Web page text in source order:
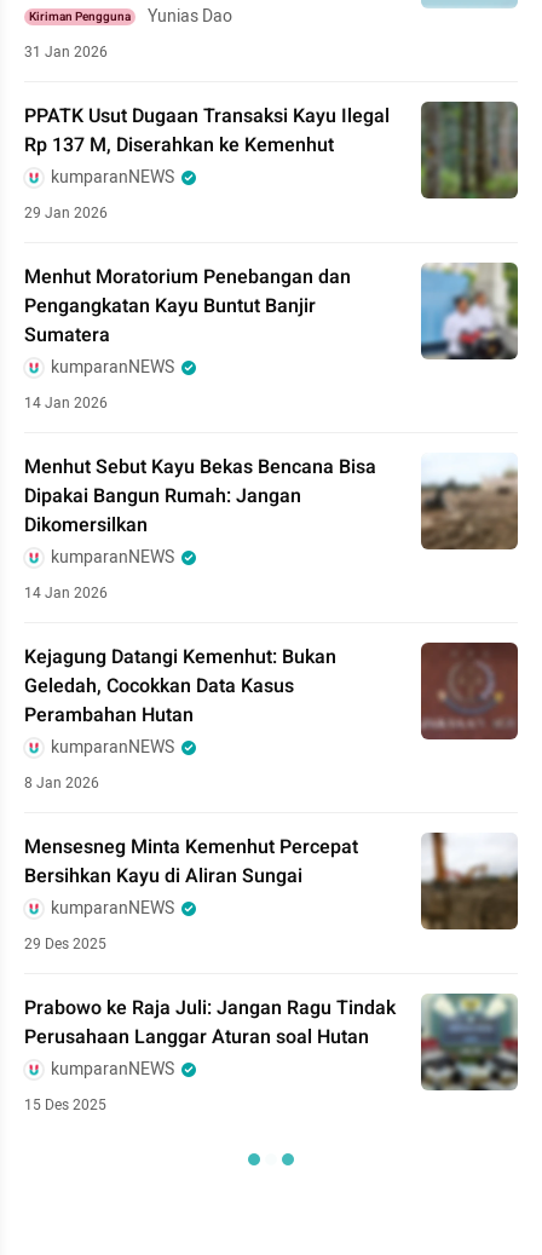
Kiriman Pengguna Yunias Dao
31 Jan 2026
PPATK Usut Dugaan Transaksi Kayu Ilegal
Rp 137 M, Diserahkan ke Kemenhut
kumparanNEWS
29 Jan 2026
Menhut Moratorium Penebangan dan
Pengangkatan Kayu Buntut Banjir
Sumatera
kumparanNEWS
14 Jan 2026
Menhut Sebut Kayu Bekas Bencana Bisa
Dipakai Bangun Rumah: Jangan
Dikomersilkan
kumparanNEWS
14 Jan 2026
Kejagung Datangi Kemenhut: Bukan
Geledah, Cocokkan Data Kasus
Perambahan Hutan
kumparanNEWS
8 Jan 2026
Mensesneg Minta Kemenhut Percepat
Bersihkan Kayu di Aliran Sungai
kumparanNEWS
29 Des 2025
Prabowo ke Raja Juli: Jangan Ragu Tindak
Perusahaan Langgar Aturan soal Hutan
kumparanNEWS
15 Des 2025